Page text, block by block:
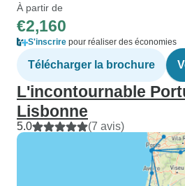
À partir de
€2,160
S'inscrire pour réaliser des économies
Télécharger la brochure
L'incontournable
Lisbonne
5.0 (7 avis)